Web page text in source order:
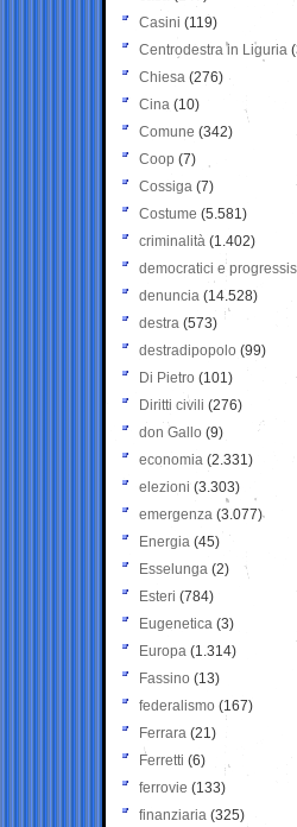
Casini (119)
Centrodestra in Liguria
Chiesa (276)
Cina (10)
Comune (342)
Coop (7)
Cossiga (7)
Costume (5.581)
criminalità (1.402)
democratici e
denuncia (14.528)
destra (573)
destradipopolo (99)
Di Pietro (101)
Diritti civili (276)
don Gallo (9)
economia (2.331)
elezioni (3.303)
emergenza (3.077)
Energia (45)
Esselunga (2)
Esteri (784)
Eugenetica (3)
Europa (1.314)
Fassino (13)
federalismo (167)
Ferrara (21)
Ferretti (6)
ferrovie (133)
finanziaria (325)